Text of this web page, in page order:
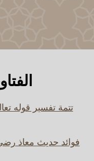
تتمة تفسير قوله
فوائد حديث معاذ